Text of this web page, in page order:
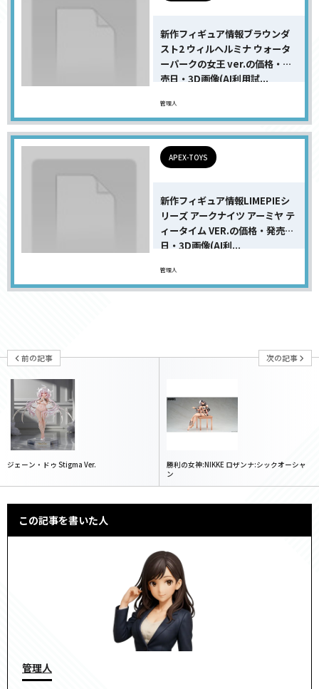
新作フィギュア情報ブラウンダ
スト2 ウィルヘルミナ ウォータ
ーパークの女王 ver.の価格・発
売日・3D画像(AI利用試...
管理人
APEX-TOYS
新作フィギュア情報LIMEPIEシ
リーズ アークナイツ アーミヤ テ
ィータイム VER.の価格・発売
日・3D画像(AI利...
管理人
前の記事
ジェーン・ドゥ Stigma Ver.
次の記事
勝利の女神:NIKKE ロザンナ:シックオーシャ
ン
この記事を書いた人
管理人